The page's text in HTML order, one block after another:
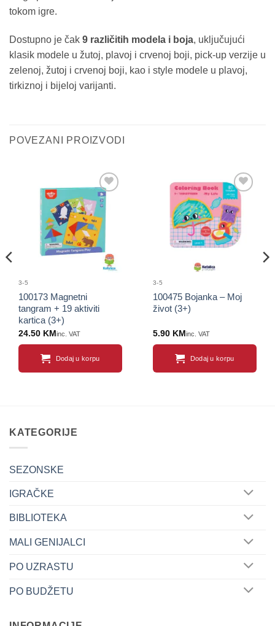
tokom igre.
Dostupno je čak 9 različitih modela i boja, uključujući
klasik modele u žutoj, plavoj i crvenoj boji, pick-up verzije u
zelenoj, žutoj i crvenoj boji, kao i style modele u plavoj,
tirkiznoj i bijeloj varijanti.
POVEZANI PROIZVODI
Sačuvaj
proizvod
3-5
100173 Magnetni
tangram + 19 aktiviti
kartica (3+)
24.50 KM inc. VAT
Dodaj u korpu
Sačuvaj
proizvod
3-5
100475 Bojanka – Moj
život (3+)
5.90 KM inc. VAT
Dodaj u korpu
KATEGORIJE
SEZONSKE
IGRAČKE
BIBLIOTEKA
MALI GENIJALCI
PO UZRASTU
PO BUDŽETU